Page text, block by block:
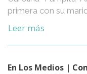
primera con su
Leer más
En Los Medios |